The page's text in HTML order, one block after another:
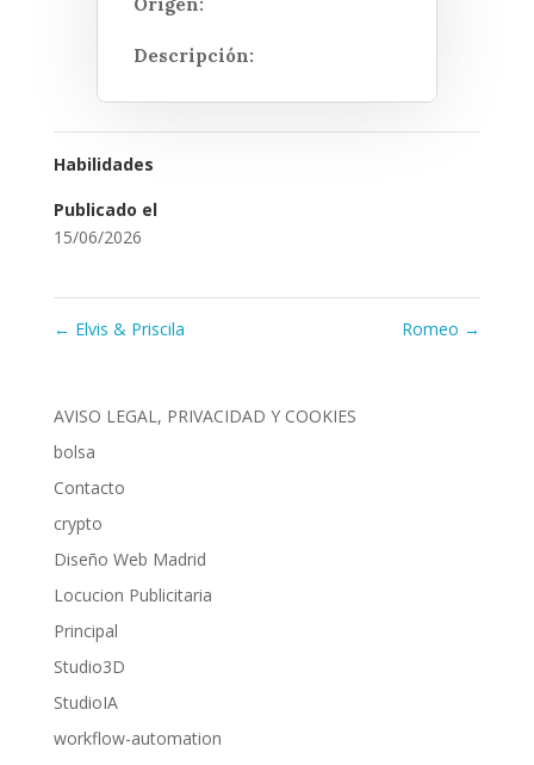
Descripción:
Habilidades
Publicado el
15/06/2026
← Elvis & Priscila Romeo →
AVISO LEGAL, PRIVACIDAD Y COOKIES
bolsa
Contacto
crypto
Diseño Web Madrid
Locucion Publicitaria
Principal
Studio3D
StudioIA
workflow-automation